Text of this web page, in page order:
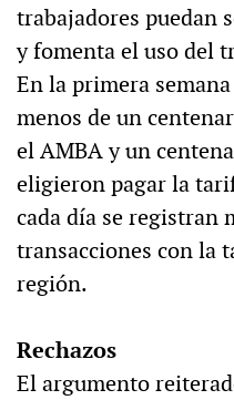
trabajadores puedan
y fomenta el uso del
En la primera
menos de un
el AMBA y un
eligieron pagar la
cada día se registran
transacciones con la
región.
Rechazos
El argumento